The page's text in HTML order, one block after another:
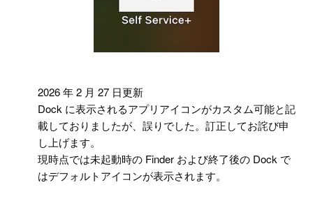
2026 年 2 月 27 日更新
Dock に表示されるアプリアイコンがカスタム可能と記
載しておりましたが、誤りでした。訂正してお詫び申
し上げます。
現時点では未起動時の Finder および終了後の Dock で
はデフォルトアイコンが表示されます。